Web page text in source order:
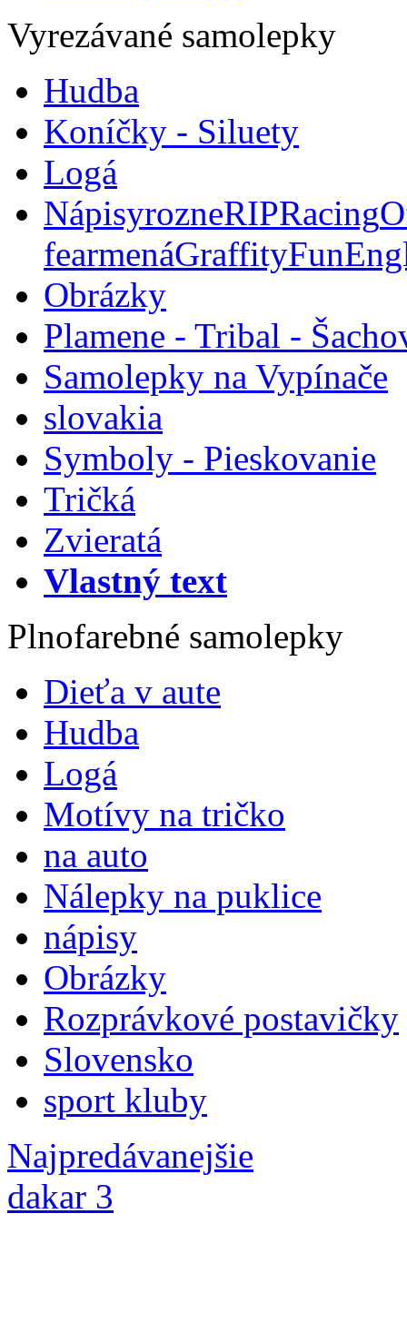
Vyrezávané samolepky
Hudba
Koníčky - Siluety
Logá
NápisyrozneRIPRacing
fearmenáGraffityFun
Obrázky
Plamene - Tribal -
Samolepky na Vypínače
slovakia
Symboly - Pieskovanie
Tričká
Zvieratá
Vlastný text
Plnofarebné samolepky
Dieťa v aute
Hudba
Logá
Motívy na tričko
na auto
Nálepky na puklice
nápisy
Obrázky
Rozprávkové postavičky
Slovensko
sport kluby
Najpredávanejšie
dakar 3